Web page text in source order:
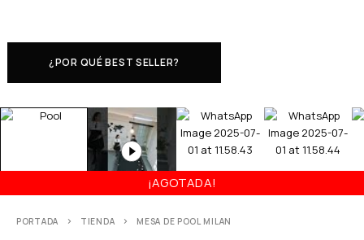
¡AGOTADA!
PORTADA TIENDA MESA DE POOL MILAN
¿POR QUÉ BEST SELLER?